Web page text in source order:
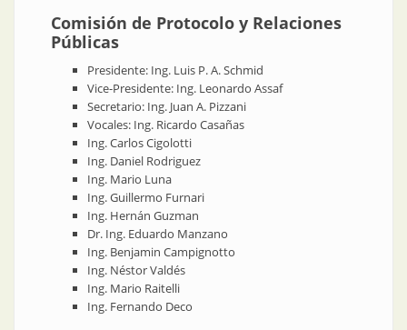
Comisión de Protocolo y Relaciones
Públicas
Presidente: Ing. Luis P. A. Schmid
​Vice-Presidente: Ing. Leonardo Assaf
​Secretario: Ing. Juan A. Pizzani
​Vocales: Ing. Ricardo Casañas
Ing. Carlos Cigolotti
Ing. Daniel Rodriguez
Ing. Mario Luna
Ing. Guillermo Furnari
Ing. Hernán Guzman
Dr. Ing. Eduardo Manzano
Ing. Benjamin Campignotto
Ing. Néstor Valdés
Ing. Mario Raitelli
Ing. Fernando Deco